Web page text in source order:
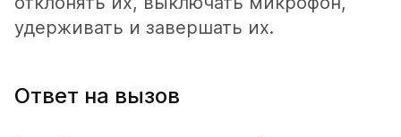
удерживать и завершать их.
Ответ на вызов